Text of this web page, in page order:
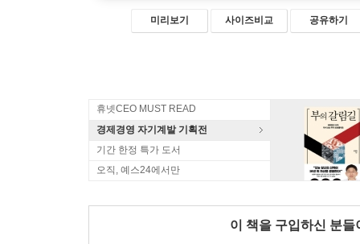
미리보기 사이즈비교 공유하기
휴넷CEO MUST READ
경제경영 자기계발 기획전
기간 한정 특가 도서
오직, 예스24에서만
이 책을 구입하신 분